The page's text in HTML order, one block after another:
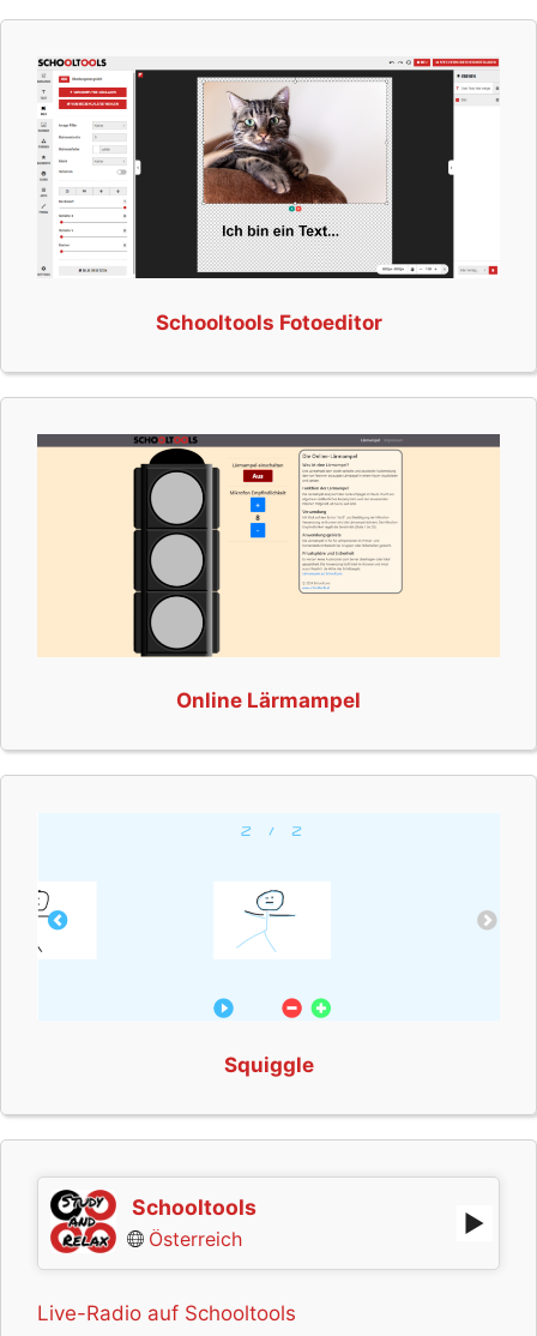
Schooltools Fotoeditor
Online Lärmampel
Squiggle
Schooltools
Österreich
Live-Radio auf Schooltools